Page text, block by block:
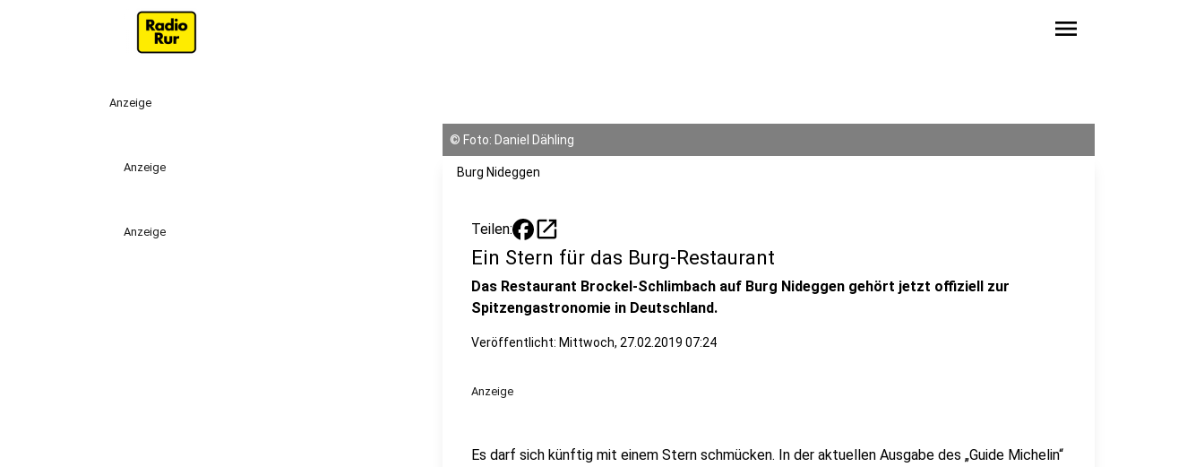
menu
Anzeige
Anzeige
Anzeige
© Foto: Daniel Dähling
Burg Nideggen
Teilen: open_in_new
Ein Stern für das Burg-Restaurant
Das Restaurant Brockel-Schlimbach auf Burg Nideggen gehört jetzt offiziell zur
Spitzengastronomie in Deutschland.
Veröffentlicht: Mittwoch, 27.02.2019 07:24
Anzeige
Es darf sich künftig mit einem Stern schmücken. In der aktuellen Ausgabe des „Guide Michelin“